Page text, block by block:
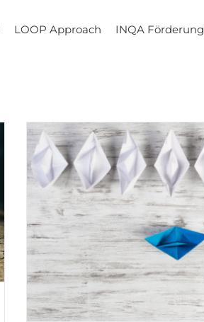
LOOP Approach INQA Förderung